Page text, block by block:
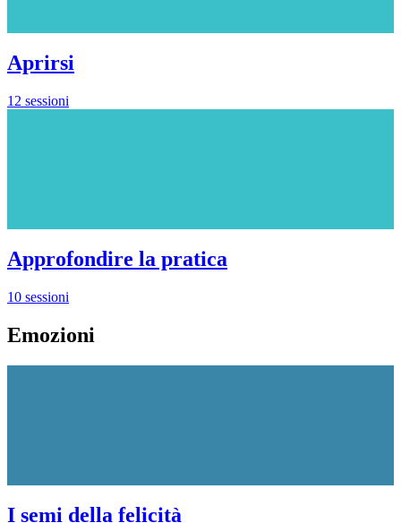
Aprirsi
12 sessioni
Approfondire la pratica
10 sessioni
Emozioni
I semi della felicità